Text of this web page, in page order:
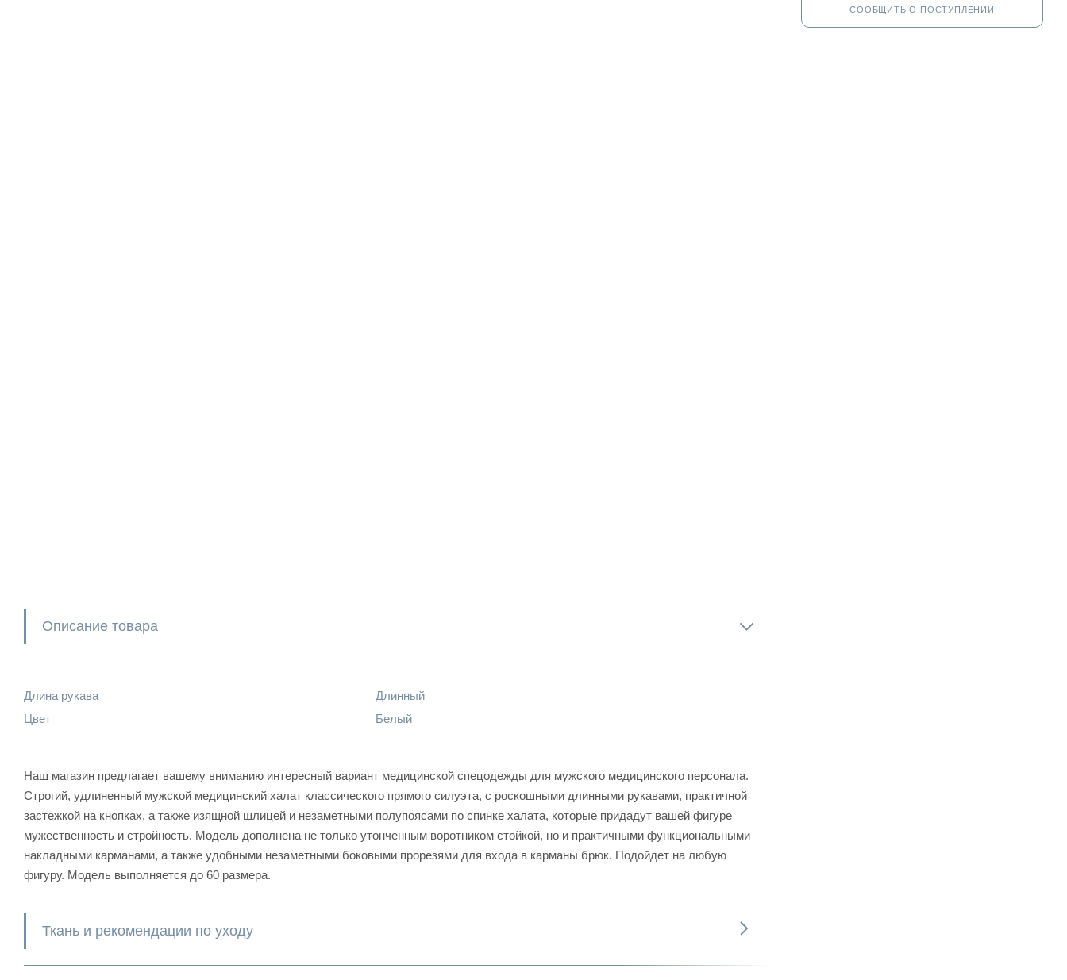
Описание товара
Длина рукава
Длинный
Цвет
Белый
Наш магазин предлагает вашему вниманию интересный вариант медицинской спецодежды для мужского медицинского персонала.
Строгий, удлиненный мужской медицинский халат классического прямого силуэта, с роскошными длинными рукавами, практичной
застежкой на кнопках, а также изящной шлицей и незаметными полупоясами по спинке халата, которые придадут вашей фигуре
мужественность и стройность. Модель дополнена не только утонченным воротником стойкой, но и практичными функциональными
накладными карманами, а также удобными незаметными боковыми прорезями для входа в карманы брюк. Подойдет на любую
фигуру. Модель выполняется до 60 размера.
Ткань и рекомендации по уходу
СООБЩИТЬ О ПОСТУПЛЕНИИ